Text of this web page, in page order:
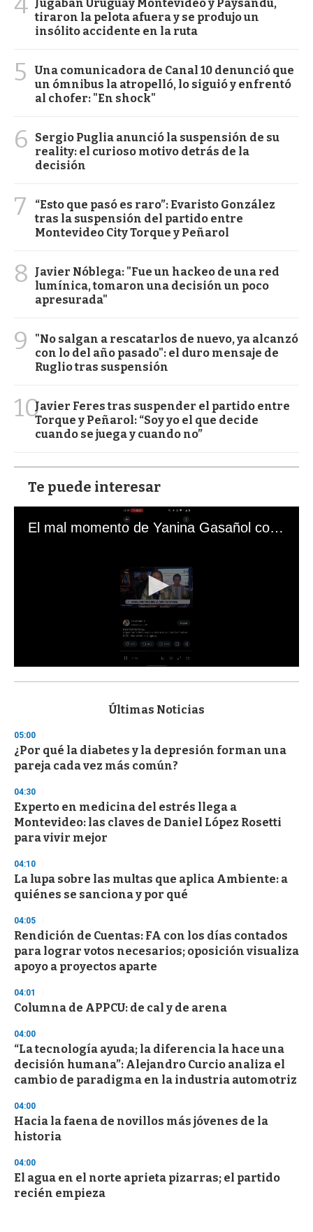
Jugaban Uruguay Montevideo y Paysandú,
tiraron la pelota afuera y se produjo un
insólito accidente en la ruta
5
Una comunicadora de Canal 10 denunció que
un ómnibus la atropelló, lo siguió y enfrentó
al chofer: "En shock"
6
Sergio Puglia anunció la suspensión de su
reality: el curioso motivo detrás de la
decisión
7
“Esto que pasó es raro”: Evaristo González
tras la suspensión del partido entre
Montevideo City Torque y Peñarol
8
Javier Nóblega: "Fue un hackeo de una red
lumínica, tomaron una decisión un poco
apresurada"
9
"No salgan a rescatarlos de nuevo, ya alcanzó
con lo del año pasado": el duro mensaje de
Ruglio tras suspensión
10Javier Feres tras suspender el partido entre
Torque y Peñarol: “Soy yo el que decide
cuando se juega y cuando no”
Te puede interesar
El mal momento de Yanina Gasañol con un hincha argentino en "Subrayado"
s
d
s
o
f
3
s
e
c
o
d
s
Últimas Noticias
05:00
¿Por qué la diabetes y la depresión forman una
pareja cada vez más común?
04:30
Experto en medicina del estrés llega a
Montevideo: las claves de Daniel López Rosetti
para vivir mejor
04:10
La lupa sobre las multas que aplica Ambiente: a
quiénes se sanciona y por qué
04:05
Rendición de Cuentas: FA con los días contados
para lograr votos necesarios; oposición visualiza
apoyo a proyectos aparte
04:01
Columna de APPCU: de cal y de arena
04:00
“La tecnología ayuda; la diferencia la hace una
decisión humana”: Alejandro Curcio analiza el
cambio de paradigma en la industria automotriz
04:00
Hacia la faena de novillos más jóvenes de la
historia
04:00
El agua en el norte aprieta pizarras; el partido
recién empieza